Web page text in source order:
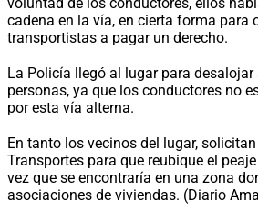
cadena en la vía, en cierta forma para
transportistas a pagar un derecho.
La Policía llegó al lugar para desalojar
personas, ya que los conductores no
por esta vía alterna.
En tanto los vecinos del lugar,
Transportes para que reubique el
vez que se encontraría en una zona
asociaciones de viviendas. (Diario